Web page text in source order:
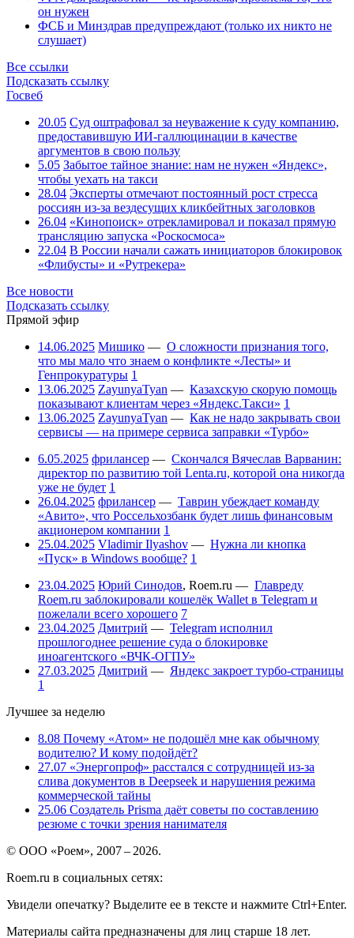
он нужен
ФСБ и Минздрав предупреждают (только их никто не
слушает)
Все ссылки
Подсказать ссылку
Госвеб
20.05 Суд оштрафовал за неуважение к суду компанию,
предоставившую ИИ-галлюцинации в качестве
аргументов в свою пользу
5.05 Забытое тайное знание: нам не нужен «Яндекс»,
чтобы уехать на такси
28.04 Эксперты отмечают постоянный рост стресса
россиян из-за вездесущих кликбейтных заголовков
26.04 «Кинопоиск» отрекламировал и показал прямую
трансляцию запуска «Роскосмоса»
22.04 В России начали сажать инициаторов блокировок
«Флибусты» и «Рутрекера»
Все новости
Подсказать ссылку
Прямой эфир
14.06.2025 Мишико — О сложности признания того,
что мы мало что знаем о конфликте «Лесты» и
Генпрокуратуры 1
13.06.2025 ZayunyaTyan — Казахскую скорую помощь
показывают клиентам через «Яндекс.Такси» 1
13.06.2025 ZayunyaTyan — Как не надо закрывать свои
сервисы — на примере сервиса заправки «Турбо»
6.05.2025 фрилансер — Скончался Вячеслав Варванин:
директор по развитию той Lenta.ru, которой она никогда
уже не будет 1
26.04.2025 фрилансер — Таврин убеждает команду
«Авито», что Россельхозбанк будет лишь финансовым
акционером компании 1
25.04.2025 Vladimir Ilyashov — Нужна ли кнопка
«Пуск» в Windows вообще? 1
23.04.2025 Юрий Синодов, Roem.ru — Главреду
Roem.ru заблокировали кошелёк Wallet в Telegram и
пожелали всего хорошего 7
23.04.2025 Дмитрий — Telegram исполнил
прошлогоднее решение суда о блокировке
иноагентского «ВЧК-ОГПУ»
27.03.2025 Дмитрий — Яндекс закроет турбо-страницы
1
Лучшее за неделю
8.08 Почему «Атом» не подошёл мне как обычному
водителю? И кому подойдёт?
27.07 «Энергопроф» расстался с сотрудницей из-за
слива документов в Deepseek и нарушения режима
коммерческой тайны
25.06 Создатель Prisma даёт советы по составлению
резюме с точки зрения нанимателя
© ООО «Роем», 2007 – 2026.
Roem.ru в социальных сетях:
Увидели опечатку? Выделите ее в тексте и нажмите Ctrl+Enter.
Материалы сайта предназначены для лиц старше 18 лет.